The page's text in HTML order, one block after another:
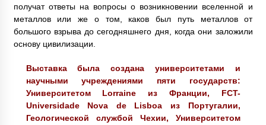
получат ответы на вопросы о возникновении вселенной и
металлов или же о том, каков был путь металлов от
большого взрыва до сегодняшнего дня, когда они заложили
основу цивилизации.
Выставка была создана университетами и
научными учреждениями пяти государств:
Университетом Lorraine из Франции, FCT-
Universidade Nova de Lisboa из Португалии,
Геологической службой Чехии, Университетом